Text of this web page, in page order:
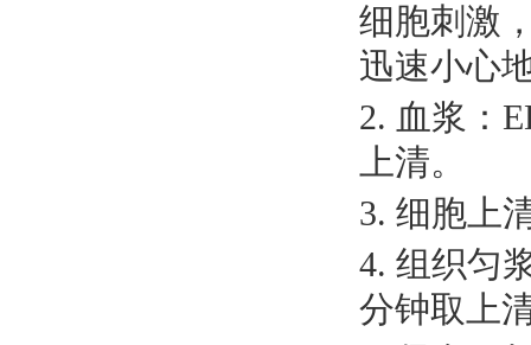
细胞刺激
迅速小心
2. 血浆：
上清。
3. 细胞上
4. 组织匀
分钟取上